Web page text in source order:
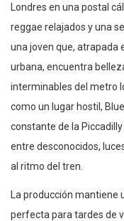
Londres en una postal
reggae relajados y una
una joven que, atrapada
urbana, encuentra
interminables del metro
como un lugar hostil,
constante de la
entre desconocidos,
al ritmo del tren.
La producción
perfecta para tardes de